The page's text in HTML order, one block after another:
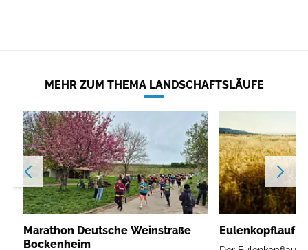
MEHR ZUM THEMA LANDSCHAFTSLÄUFE
Marathon Deutsche Weinstraße
Bockenheim
Eulenkopflauf